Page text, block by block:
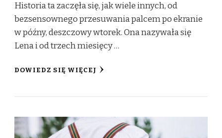
Historia ta zaczęła się, jak wiele innych, od
bezsensownego przesuwania palcem po ekranie
w późny, deszczowy wtorek. Ona nazywała się
Lena i od trzech miesięcy …
DOWIEDZ SIĘ WIĘCEJ